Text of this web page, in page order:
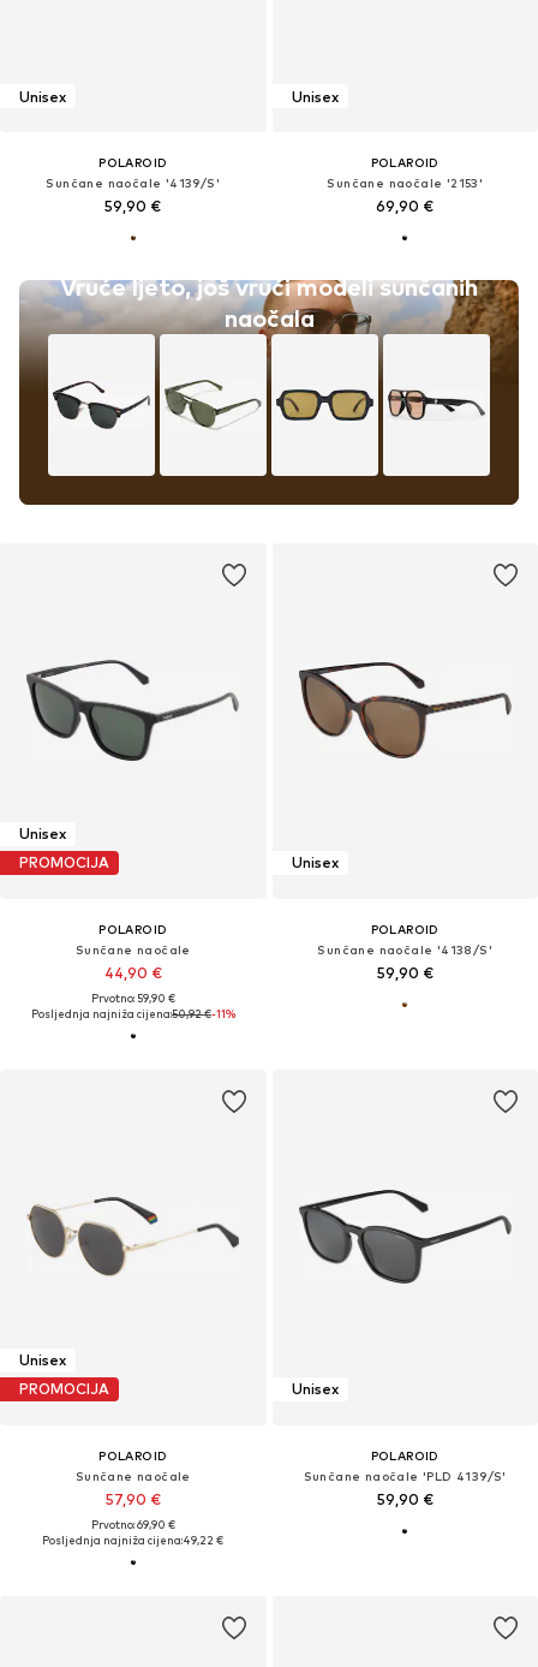
Unisex
POLAROID
Sunčane naočale '4139/S'
59,90 €
Vruće ljeto, još vrući modeli sunčanih
naočala
Unisex
POLAROID
Sunčane naočale '2153'
69,90 €
Unisex
PROMOCIJA
POLAROID
Sunčane naočale
44,90 €
Prvotno: 59,90 €
Posljednja najniža cijena:50,92 €-11%
Unisex
POLAROID
Sunčane naočale '4138/S'
59,90 €
Unisex
PROMOCIJA
POLAROID
Sunčane naočale
57,90 €
Prvotno: 69,90 €
Posljednja najniža cijena:49,22 €
Unisex
POLAROID
Sunčane naočale 'PLD 4139/S'
59,90 €